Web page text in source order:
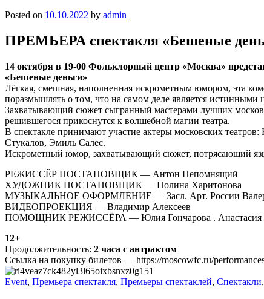
Posted on 10.10.2022 by admin
ПРЕМЬЕРА спектакля «Бешеные
14 октября в 19-00 Фольклорный центр «Москва»
«Бешеные деньги»
Лёгкая, смешная, наполненная искрометным юмором, эта
поразмышлять о том, что на самом деле является истинными
Захватывающий сюжет сыгранный мастерами лучших
решившегося прикоснутся к волшебной магии театра.
В спектакле принимают участие актеры московских
Стукалов, Эмиль Салес.
Искрометный юмор, захватывающий сюжет, потрясающий
РЕЖИССЁР ПОСТАНОВЩИК — Антон Непомнящий
ХУДОЖНИК ПОСТАНОВЩИК — Полина Харитонова
МУЗЫКАЛЬНОЕ ОФОРМЛЕНИЕ — Засл. Арт. России
ВИДЕОПРОЕКЦИЯ — Владимир Алексеев
ПОМОЩНИК РЕЖИССЁРА — Юлия Гончарова . Анастасия
12+
Продолжительность: 2 часа с антрактом
Ссылка на покупку билетов — https://moscowfc.ru/
Event, Премьера спектакля, Премьеры спектаклей, Спектакли,